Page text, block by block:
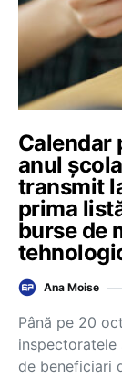
Calendar
anul
transmit
prima
burse de
Ana Moise
Până pe 20
inspectoratele
de beneficiari